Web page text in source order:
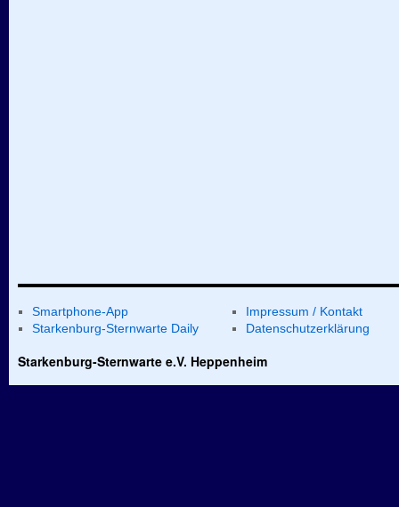
Smartphone-App
Starkenburg-Sternwarte Daily
Impressum / Kontakt
Datenschutzerklärung
Starkenburg-Sternwarte e.V. Heppenheim